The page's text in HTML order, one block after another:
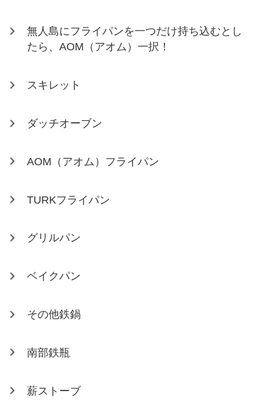
無人島にフライパンを一つだけ持ち込むとし
たら、AOM（アオム）一択！
スキレット
ダッチオーブン
AOM（アオム）フライパン
TURKフライパン
グリルパン
ベイクパン
その他鉄鍋
南部鉄瓶
薪ストーブ